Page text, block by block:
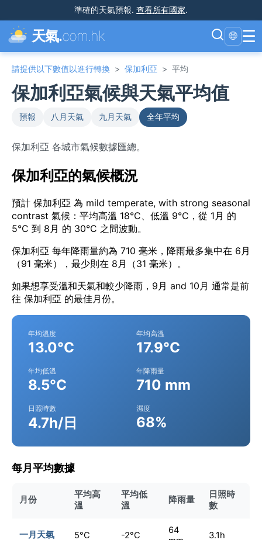
準確的天氣預報. 查看所有國家.
天氣.com.hk 🌐 ☰
請提供以下數值以進行轉換 > 保加利亞 > 平均
保加利亞氣候與天氣平均值
預報 八月天氣 九月天氣 全年平均
保加利亞 各城市氣候數據匯總。
保加利亞的氣候概況
預計 保加利亞 為 mild temperate, with strong seasonal
contrast 氣候：平均高溫 18°C、低溫 9°C，從 1月 的
5°C 到 8月 的 30°C 之間波動。
保加利亞 每年降雨量約為 710 毫米，降雨最多集中在 6月
（91 毫米），最少則在 8月（31 毫米）。
如果想享受溫和天氣和較少降雨，9月 and 10月 通常是前
往 保加利亞 的最佳月份。
年均溫度
13.0°C
年均高溫
17.9°C
年均低溫
8.5°C
年降雨量
710 mm
日照時數
4.7h/日
濕度
68%
每月平均數據
月份
平均高
溫
平均低
溫
降雨量
日照時
數
一月天氣 5°C -2°C
64
3.1h